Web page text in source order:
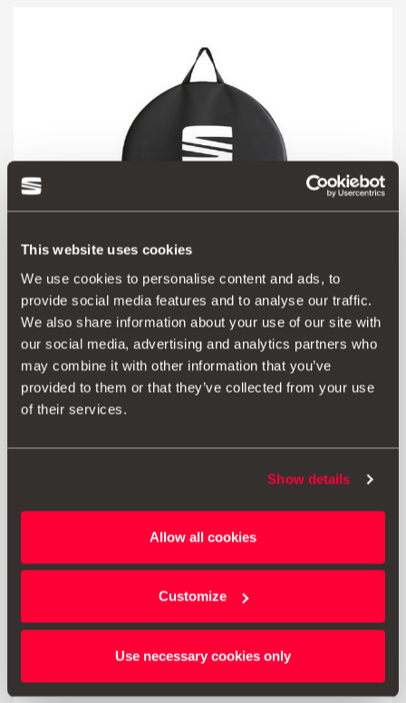
This website uses cookies
We use cookies to personalise content and ads, to
provide social media features and to analyse our traffic.
We also share information about your use of our site with
our social media, advertising and analytics partners who
may combine it with other information that you’ve
provided to them or that they’ve collected from your use
of their services.
Show details
Allow all cookies
Customize
Use necessary cookies only
000073900H
Porta rodas
Aceder ao produto